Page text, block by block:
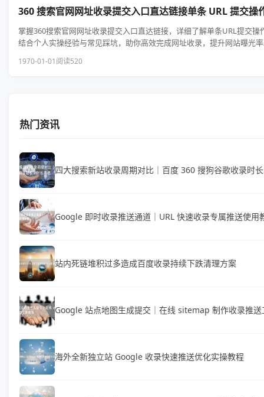
360 搜索官网网址收录提交入口直达链接单条 URL 提交操
掌握360搜索官网网址收录提交入口直达链接，详细了解单条URL提交操
结合个人实操经验与常见踩坑，助你高效完成网址收录，提升网站曝光
1970-01-01阅读520
热门资讯
四大搜索新站收录周期对比｜百度 360 搜狗谷歌收录时
Google 即时收录推送通道｜URL 快速收录专属推送使用
站内死链堆积过多造成百度收录持续下跌清理方案
Google 站点地图生成提交｜在线 sitemap 制作收录推送
海外全新独立站 Google 收录快速推送优化实操教程